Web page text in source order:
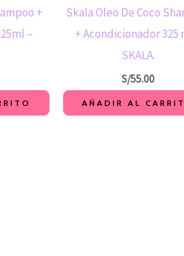
+
–
Skala Oleo De Coco
+ Acondicionador 325
SKALA.
S/55.00
AÑADIR AL